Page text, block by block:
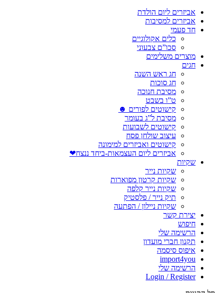
אביזרים ליום הולדת
אביזרים למסיבות
חד פעמי
כלים אקולוגיים
סכו”ם צבעוני
מוצרים משלימים
חגים
חג ראש השנה
חג סוכות
מסיבת חנוכה
ט”ו בשבט
קישוטים לפורים ☻
מסיבת ל”ג בעומר
קישוטים לשבועות
עיצוב שולחן פסח
קישוטים ואביזרים למימונה
אביזרים ליום העצמאות-ביחד ננצח❤
שקיות
שקיות נייר
שקיות קרטון מפוארות
שקיות נייר קלפה
תיק נייר / פלסטיק
שקיות ניילון / הפתעה
יצירת קשר
חיפוש
הרשימה שלי
תקנון חברי מועדון
איפוס סיסמה
import4you
הרשימה שלי
Login / Register